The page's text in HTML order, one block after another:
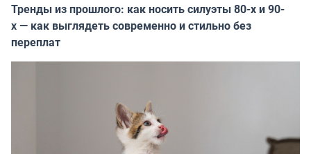
Тренды из прошлого: как носить силуэты 80-х и 90-
х — как выглядеть современно и стильно без
переплат